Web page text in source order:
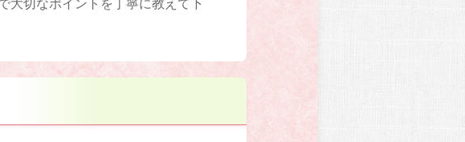
大切なポイントを丁寧に教えて下